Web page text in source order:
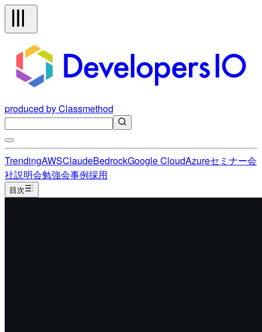
produced by Classmethod
TrendingAWSClaudeBedrockGoogle CloudAzureセミナー会
社説明会勉強会事例採用
目次